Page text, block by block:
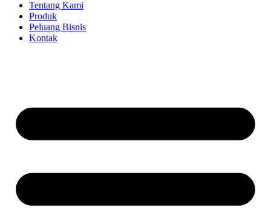
Tentang Kami
Produk
Peluang Bisnis
Kontak